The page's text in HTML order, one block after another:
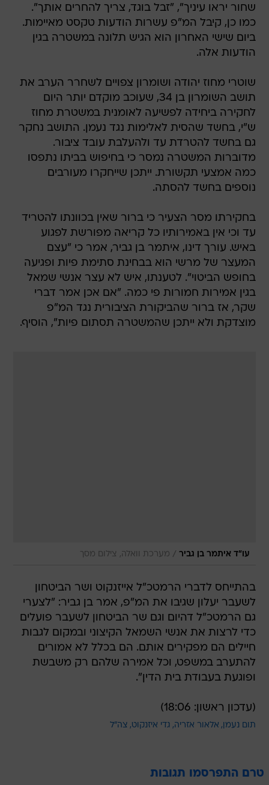
שחור יראו עיניך", "זבל בוגד, צריך להחרים אותך".
כמו כן, קיבל המ"פ עשרות הודעות טקסט מאיימות.
ביום שישי האחרון הוא הגיש תלונה במשטרה בגין
הודעות אלה.
שוטרי מחוז יהודה ושומרון צפויים לשחרר הערב את
תושב השומרון בן 34, שעוכב מוקדם יותר היום
לחקירה ביחידה לפשיעה לאומנית במשטרת מחוז
ש"י, בחשד שהסית לאלימות נגד נעמן. התושב נחקר
גם בחשד להטרדת עד ולהעלבת עובד ציבור.
מדוברות המשטרה נמסר כי בחיפוש בביתו נתפסו
כמה אמצעי תקשורת. ייתכן שייחקרו מעורבים
נוספים בחשד להסתה.
בחקירתו מסר הצעיר כי ברור שאין בכוונתו להטריד
עד וכי אין באמירותיו כל קריאה מפורשת לפגוע
באיש. עורך דינו, איתמר בן גביר, אמר כי "עצם
המעצר של מרשי הוא בבחינת סתימת פיות ופגיעה
בחופש הביטוי". לטענתו, איש לא עצר אנשי שמאל
בגין אמירות חמורות פי כמה. "אם אכן אמר דברי
שקר, אז ברור שהביקורת הציבורית נגד המ"פ
מוצדקת ולא ייתכן שהמשטרה תסתום פיות", הוסיף.
עו"ד איתמר בן גביר / מערכת וואלה, צילום מסך
בהתייחס לדברי הרמטכ"ל אייזנקוט ושר הביטחון
לשעבר יעלון שגיבו את המ"פ, אמר בן גביר: "לצערי
גם הרמטכ"ל דהיום וגם שר הביטחון לשעבר פועלים
כדי לרצות את אנשי השמאל הקיצוני ובמקום לגבות
חיילים הם מפקירים אותם. הם בכלל לא אמורים
להתערב במשפט, וכל אמירה שלהם רק משבשת
ופוגעת בעבודת בית הדין".
(עדכון ראשון: 18:06)
תום נעמן אלאור אזריה גדי איזנקוט צה"ל
טרם התפרסמו תגובות